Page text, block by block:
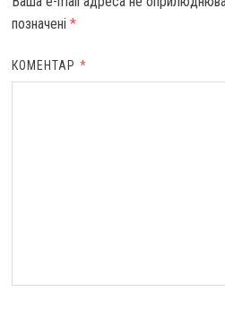
позначені *
КОМЕНТАР *